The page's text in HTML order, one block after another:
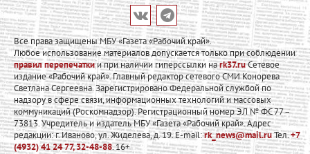
Все права защищены МБУ «Газета «Рабочий край».
Любое использование материалов допускается только при соблюдении
правил перепечаткии при наличии гиперссылки наrk37.ruСетевое
издание «Рабочий край». Главный редактор сетевого СМИ Конорева
Светлана Сергеевна. Зарегистрировано Федеральной службой по
надзору в сфере связи, информационных технологий и массовых
коммуникаций (Роскомнадзор). Регистрационный номер ЭЛ № ФС 77 –
73813. Учредитель и издатель МБУ «Газета «Рабочий край». Адрес
редакции: г. Иваново, ул. Жиделева, д. 19. E-mail:rk_news@mail.ruТел.+7
(4932) 41 24 77, 32-48-88. 16+